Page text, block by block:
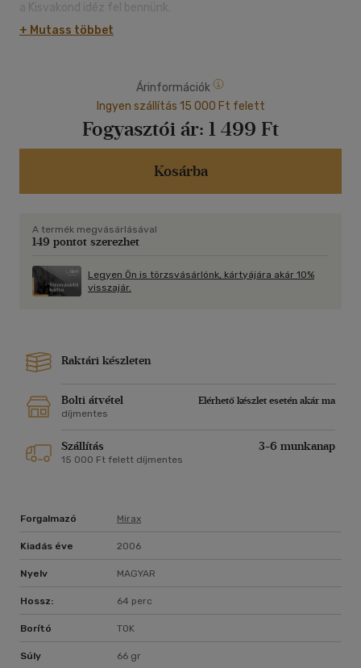
a Kisvakond idéz fel bennünk.
Kisvakond és a kiskacsa
Kisvakond és a hétvége
Kisvakond és a barátság
Kisvakond és a szén
Kisvakond és a hóember
Kisvakond és a születés
+ Mutass többet
Árinformációk
Ingyen szállítás 15 000 Ft felett
Fogyasztói ár: 1 499 Ft
Kosárba
A termék megvásárlásával
149 pontot szerezhet
Legyen Ön is törzsvásárlónk, kártyájára akár 10%
visszajár.
Raktári készleten
Bolti átvétel
Elérhető készlet esetén akár ma
díjmentes
Szállítás 3-6 munkanap
15 000 Ft felett díjmentes
Forgalmazó Mirax
Kiadás éve 2006
Nyelv MAGYAR
Hossz: 64 perc
Borító TOK
Súly 66 gr